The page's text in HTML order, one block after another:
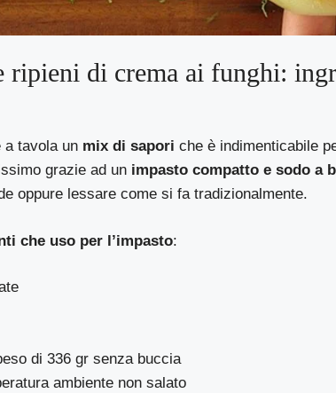
ripieni di crema ai funghi:
a tavola un mix di sapori che è indimenticabile
grazie ad un impasto compatto e sodo a
oppure lessare come si fa tradizionalmente.
che uso per l’impasto:
di 336 gr senza buccia
ambiente non salato